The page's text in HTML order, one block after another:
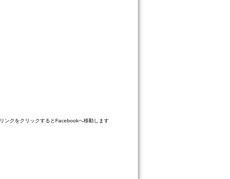
リンクをクリックするとFacebookへ移動します